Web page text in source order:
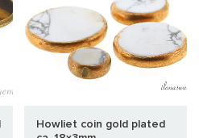
Howliet coin gold plated